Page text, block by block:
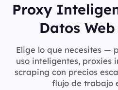
Proxy
Datos
Elige lo que necesites —
uso inteligentes, proxies
scraping con precios
flujo de trabajo